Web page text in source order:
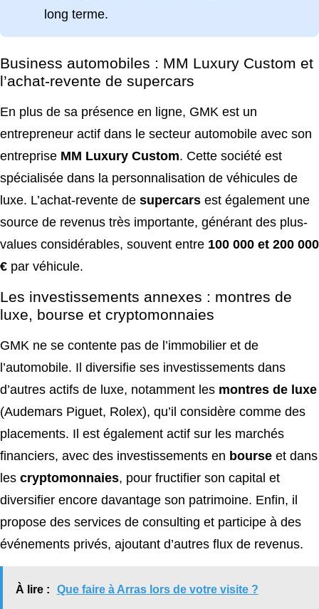
long terme.
Business automobiles : MM Luxury Custom et
l’achat-revente de supercars
En plus de sa présence en ligne, GMK est un
entrepreneur actif dans le secteur automobile avec son
entreprise MM Luxury Custom. Cette société est
spécialisée dans la personnalisation de véhicules de
luxe. L’achat-revente de supercars est également une
source de revenus très importante, générant des plus-
values considérables, souvent entre 100 000 et 200 000
€ par véhicule.
Les investissements annexes : montres de
luxe, bourse et cryptomonnaies
GMK ne se contente pas de l’immobilier et de
l’automobile. Il diversifie ses investissements dans
d’autres actifs de luxe, notamment les montres de luxe
(Audemars Piguet, Rolex), qu’il considère comme des
placements. Il est également actif sur les marchés
financiers, avec des investissements en bourse et dans
les cryptomonnaies, pour fructifier son capital et
diversifier encore davantage son patrimoine. Enfin, il
propose des services de consulting et participe à des
événements privés, ajoutant d’autres flux de revenus.
À lire : Que faire à Arras lors de votre visite ?